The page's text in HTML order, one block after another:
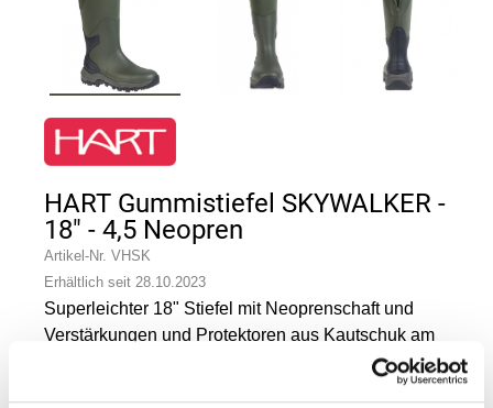
HART Gummistiefel SKYWALKER -
18" - 4,5 Neopren
Artikel-Nr. VHSK
Erhältlich seit 28.10.2023
Superleichter 18" Stiefel mit Neoprenschaft und
Verstärkungen und Protektoren aus Kautschuk am
verstellbarem Gurt. SKYWALKER bietet die höchste